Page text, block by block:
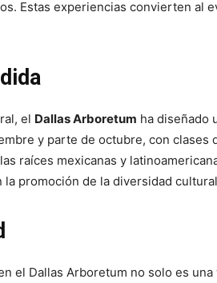
Estas experiencias convierten al
el Dallas Arboretum ha diseñado
y parte de octubre, con clases
raíces mexicanas y
promoción de la diversidad
el Dallas Arboretum no solo es